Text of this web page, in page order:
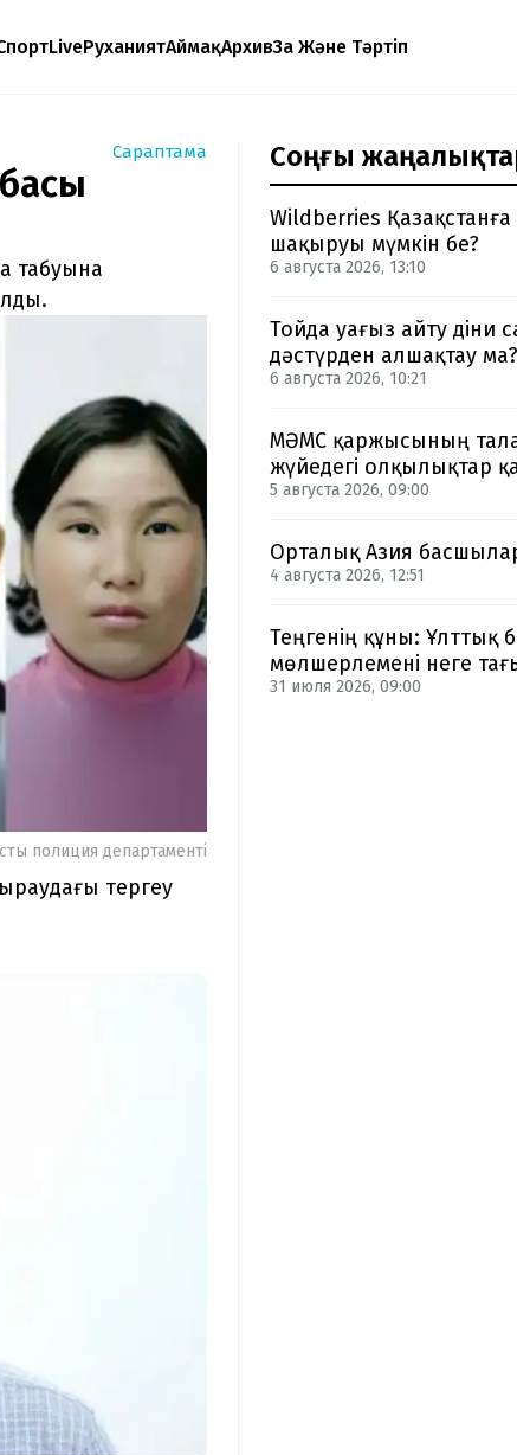
LiveРуханиятАймақАрхивЗаң Және Тәртіп
Сараптама
табуына
полиция департаменті
тергеу
Соңғы
Wildberries
шақыруы мүмкін бе?
6 августа 2026, 13:10
Тойда уағыз айту діни
дәстүрден алшақтау ма?
6 августа 2026, 10:21
МӘМС қаржысының
жүйедегі олқылықтар
5 августа 2026, 09:00
Орталық Азия
4 августа 2026, 12:51
Теңгенің құны: Ұлттық
мөлшерлемені неге
31 июля 2026, 09:00